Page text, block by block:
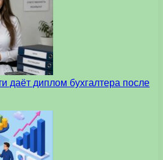
даёт диплом бухгалтера после